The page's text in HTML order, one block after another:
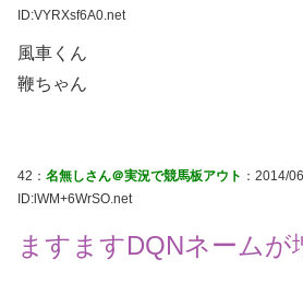
ID:VYRXsf6A0.net
風車くん
鞭ちゃん
42： 名無しさん＠実況で競馬板アウト ：2014/
ID:lWM+6WrSO.net
ますますDQNネームが